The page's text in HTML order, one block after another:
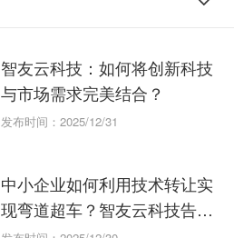
智友云科技：如何将创新科技
与市场需求完美结合？
发布时间：2025/12/31
中小企业如何利用技术转让实
现弯道超车？智友云科技告诉